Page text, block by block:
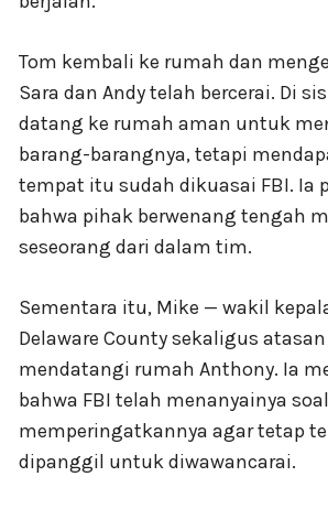
Tom kembali ke rumah dan
Sara dan Andy telah bercerai. Di
datang ke rumah aman untuk
barang-barangnya, tetapi
tempat itu sudah dikuasai FBI. Ia
bahwa pihak berwenang tengah
seseorang dari dalam tim.
Sementara itu, Mike — wakil
Delaware County sekaligus
mendatangi rumah Anthony. Ia
bahwa FBI telah menanyainya
memperingatkannya agar tetap
dipanggil untuk diwawancarai.